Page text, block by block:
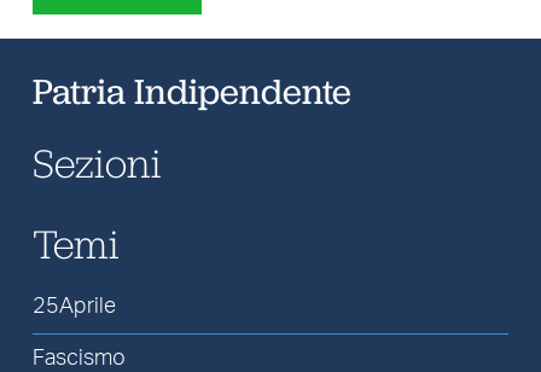
Patria Indipendente
Sezioni
Temi
25Aprile
Fascismo